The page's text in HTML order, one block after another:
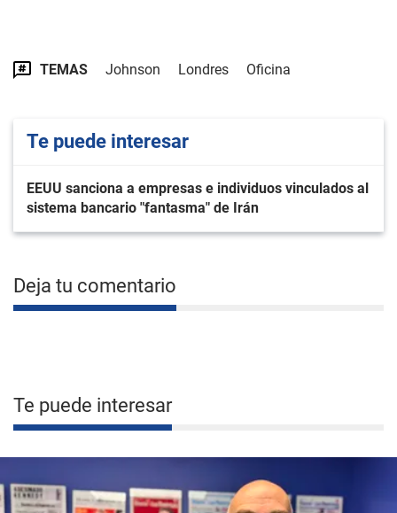
TEMAS Johnson Londres Oficina
Te puede interesar
EEUU sanciona a empresas e individuos vinculados al
sistema bancario "fantasma" de Irán
Deja tu comentario
Te puede interesar